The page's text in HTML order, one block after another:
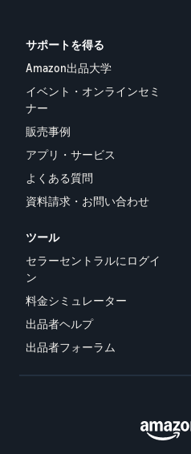
サポートを得る
Amazon出品大学
イベント・オンラインセミ
ナー
販売事例
アプリ・サービス
よくある質問
資料請求・お問い合わせ
ツール
セラーセントラルにログイ
ン
料金シミュレーター
出品者ヘルプ
出品者フォーラム